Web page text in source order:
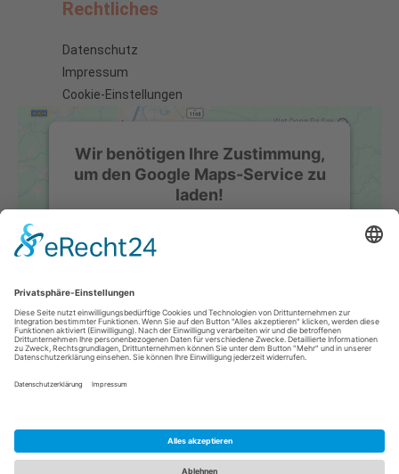
Rechtliches
Datenschutz
Impressum
Cookie-Einstellungen
Wir benötigen Ihre Zustimmung,
um den Google Maps-Service zu
laden!
Drittanbieters, um Karteninhalte
die Details durch und stimmen Sie der
Nutzung des Service zu, um diese Karte
anzuzeigen.
Akzeptieren
Usercentrics Consent
W&B WIREPROCESSING GMBH 2024 ©